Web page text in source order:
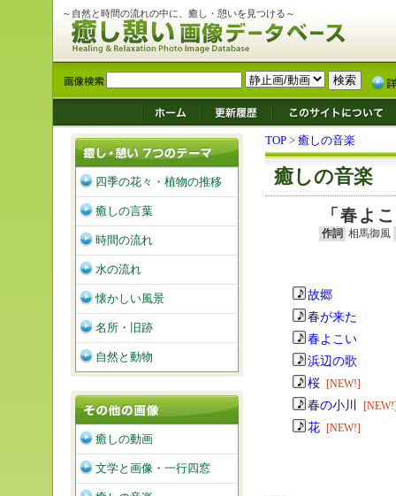
～自然と時間の流れの中に、癒し・憩いを見つける～
TOP > 癒しの音楽
癒しの音楽
「春よ
作詞 相馬御風
故郷
春が来た
春よこい
浜辺の歌
桜
[NEW!]
春の小川
花 [NEW!]
四季の花々・植物の推移
癒しの言葉
時間の流れ
水の流れ
懐かしい風景
名所・旧跡
自然と動物
癒しの動画
文学と画像・一行四窓